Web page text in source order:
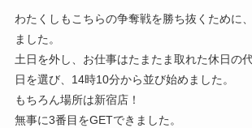
わたくしもこちらの争奪戦を勝ち抜くために
ました。
土日を外し、お仕事はたまたま取れた休日の
日を選び、14時10分から並び始めました。
もちろん場所は新宿店！
無事に3番目をGETできました。